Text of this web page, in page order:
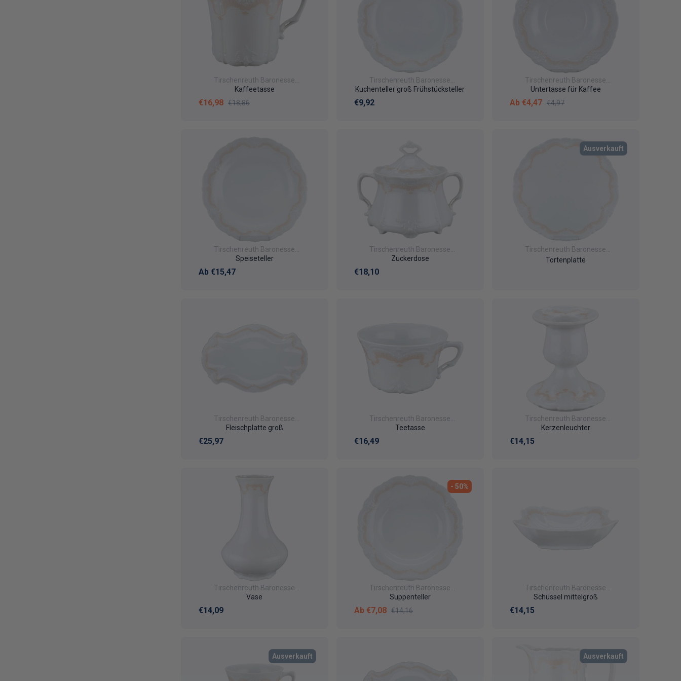
Tirschenreuth Baronesse
Veronique
Kaffeetasse
Verkaufspreis
€16,98 Normaler Preis
€18,86
Tirschenreuth Baronesse
Veronique
Kuchenteller groß Frühstücksteller
Normaler Preis
€9,92
Tirschenreuth Baronesse
Veronique
Untertasse für Kaffee
Verkaufspreis
Ab €4,47 Normaler Preis
€4,97
Tirschenreuth Baronesse
Veronique
Speiseteller
Normaler Preis
Ab €15,47
Tirschenreuth Baronesse
Veronique
Zuckerdose
Normaler Preis
€18,10
Ausverkauft
Tirschenreuth Baronesse
Veronique
Tortenplatte
Tirschenreuth Baronesse
Veronique
Fleischplatte groß
Normaler Preis
€25,97
Tirschenreuth Baronesse
Veronique
Teetasse
Normaler Preis
€16,49
Tirschenreuth Baronesse
Veronique
Kerzenleuchter
Normaler Preis
€14,15
Tirschenreuth Baronesse
Veronique
Vase
Normaler Preis
€14,09
- 50%
Tirschenreuth Baronesse
Veronique
Suppenteller
Verkaufspreis
Ab €7,08 Normaler Preis
€14,16
Tirschenreuth Baronesse
Veronique
Schüssel mittelgroß
Normaler Preis
€14,15
Ausverkauft Ausverkauft